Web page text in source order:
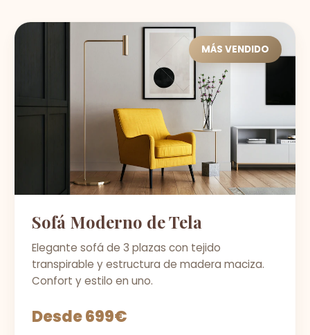
MÁS VENDIDO
Sofá Moderno de Tela
Elegante sofá de 3 plazas con tejido
transpirable y estructura de madera maciza.
Confort y estilo en uno.
Desde 699€